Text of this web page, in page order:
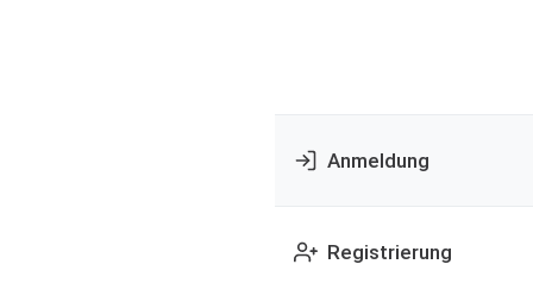
Anmeldung
Registrierung